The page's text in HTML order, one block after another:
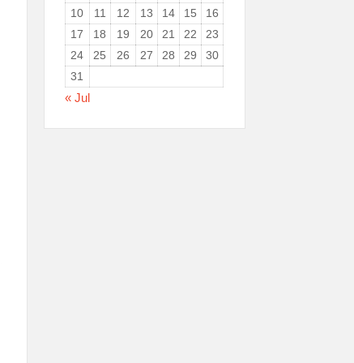
10
11 12 13 14 15
16
17
18 19 20 21 22
23
24
25 26 27 28 29
30
31
« Jul